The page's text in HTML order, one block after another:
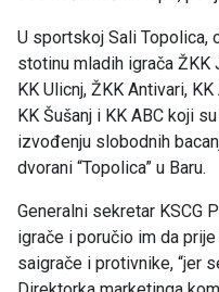
U sportskoj Sali Topolica,
stotinu mladih igrača ŽKK
KK Ulicnj, ŽKK Antivari,
KK Šušanj i KK ABC koji
izvođenju slobodnih
dvorani “Topolica” u Baru.
Generalni sekretar KSCG
igrače i poručio im da
saigrače i protivnike, “jer